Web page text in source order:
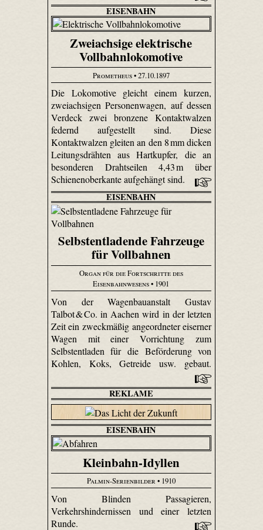
EISENBAHN
Zweiachsige elektrische
Vollbahnlokomotive
Prometheus• 27.10.1897
Die Lokomotive gleicht einem kurzen,
zweiachsigen Personenwagen, auf dessen
Verdeck zwei bronzene Kontaktwalzen
federnd aufgestellt sind. Diese
Kontaktwalzen gleiten an den 8 mm dicken
Leitungsdrähten aus Hartkupfer, die an
besonderen Drahtseilen 4,43 m über
Schienenoberkante aufgehängt sind.
EISENBAHN
Selbstentladende Fahrzeuge
für Vollbahnen
Organ für die Fortschritte des
Eisenbahnwesens• 1901
Von der Wagenbauanstalt Gustav
Talbot & Co. in Aachen wird in der letzten
Zeit ein zweckmäßig angeordneter eiserner
Wagen mit einer Vorrichtung zum
Selbstentladen für die Beförderung von
Kohlen, Koks, Getreide usw. gebaut.
REKLAME
EISENBAHN
Kleinbahn-Idyllen
Palmin-Serienbilder• 1910
Von Blinden Passagieren,
Verkehrshindernissen und einer letzten
Runde.